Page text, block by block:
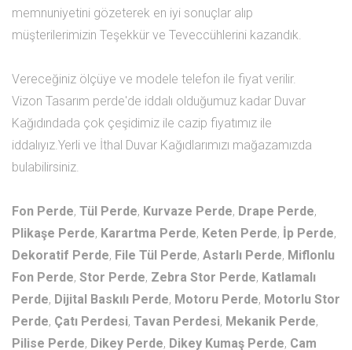
memnuniyetini gözeterek en iyi sonuçlar alıp
müşterilerimizin Teşekkür ve Teveccühlerini kazandık.
Vereceğiniz ölçüye ve modele telefon ile fiyat verilir.
Vizon Tasarım perde'de iddalı olduğumuz kadar Duvar
Kağıdındada çok çeşidimiz ile cazip fiyatımız ile
iddalıyız.Yerli ve İthal Duvar Kağıdlarımızı mağazamızda
bulabilirsiniz.
Fon Perde, Tül Perde, Kurvaze Perde, Drape Perde,
Plikaşe Perde, Karartma Perde, Keten Perde, İp Perde,
Dekoratif Perde, File Tül Perde, Astarlı Perde, Miflonlu
Fon Perde, Stor Perde, Zebra Stor Perde, Katlamalı
Perde, Dijital Baskılı Perde, Motoru Perde, Motorlu Stor
Perde, Çatı Perdesi, Tavan Perdesi, Mekanik Perde,
Pilise Perde, Dikey Perde, Dikey Kumaş Perde, Cam